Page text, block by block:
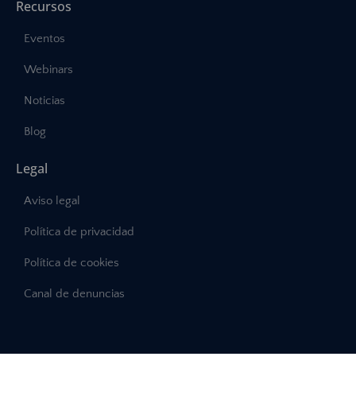
Recursos
Eventos
Webinars
Noticias
Blog
Legal
Aviso legal
Política de privacidad
Política de cookies
Canal de denuncias